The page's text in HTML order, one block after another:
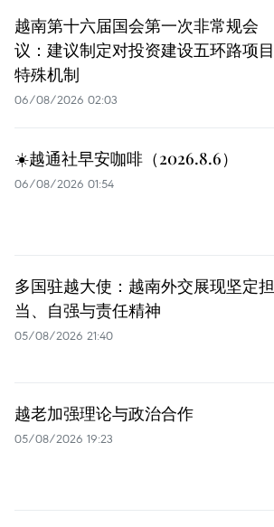
越南第十六届国会第一次非常规会
议：建议制定对投资建设五环路项目
特殊机制
06/08/2026 02:03
☀️越通社早安咖啡（2026.8.6）
06/08/2026 01:54
多国驻越大使：越南外交展现坚定担
当、自强与责任精神
05/08/2026 21:40
越老加强理论与政治合作
05/08/2026 19:23